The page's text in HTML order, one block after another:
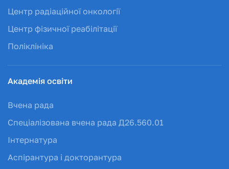
Центр радіаційної онкології
Центр фізичної реабілітації
Поліклініка
Академія освіти
Вчена рада
Спеціалізована вчена рада Д26.560.01
Інтернатура
Аспірантура і докторантура